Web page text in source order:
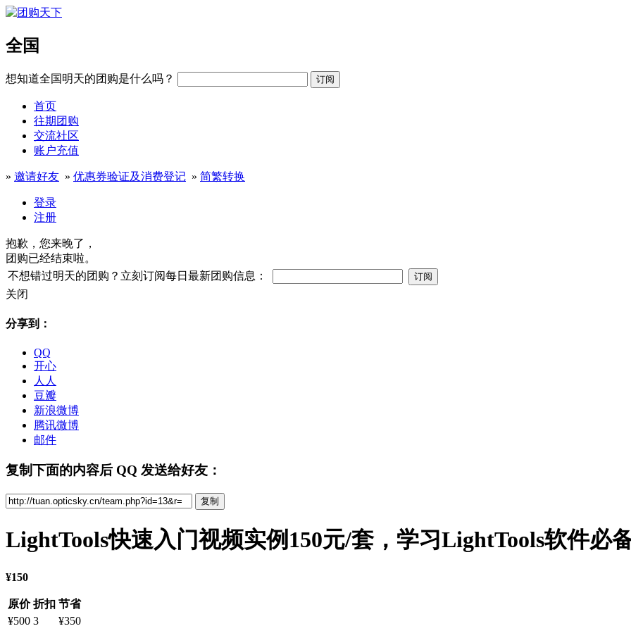
全国
想知道全国明天的团购是什么吗？
首页
往期团购
交流社区
账户充值
» 邀请好友 » 优惠券验证及消费登记 » 简繁转换
登录
注册
抱歉，您来晚了，
团购已经结束啦。
不想错过明天的团购？立刻订阅每日最新团购信息：
关闭
分享到：
QQ
开心
人人
豆瓣
新浪微博
腾讯微博
邮件
复制下面的内容后 QQ 发送给好友：
LightTools快速入门视频实例150元/套，学习LightTools软件必
¥150
原价 折扣 节省
¥500 3 ¥350